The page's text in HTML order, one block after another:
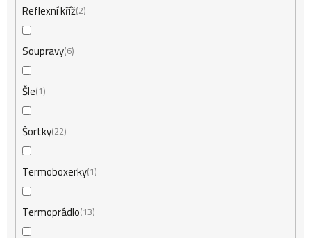
Reflexní kříž 2
Soupravy 6
Šle 1
Šortky 22
Termoboxerky 1
Termoprádlo 13